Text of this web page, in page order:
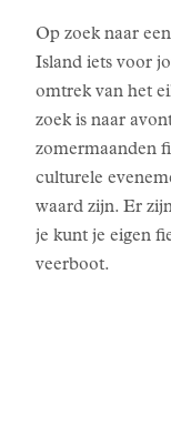
Op zoek naar
Island iets voor
omtrek van het
zoek is naar
zomermaanden
culturele
waard zijn. Er
je kunt je eigen
veerboot.